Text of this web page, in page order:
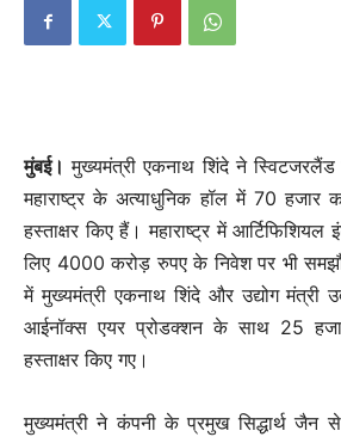
मुंबई। मुख्यमंत्री एकनाथ शिंदे ने स्विटजरलैंड
महाराष्ट्र के अत्याधुनिक हॉल में 70
हस्ताक्षर किए हैं। महाराष्ट्र में
लिए 4000 करोड़ रुपए के निवेश पर भी
में मुख्यमंत्री एकनाथ शिंदे और उद्योग मंत्री
आईनॉक्स एयर प्रोडक्शन के साथ 25
हस्ताक्षर किए गए।
मुख्यमंत्री ने कंपनी के प्रमुख सिद्धार्थ जैन